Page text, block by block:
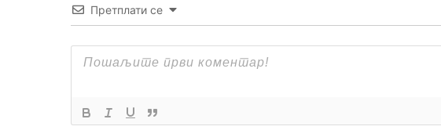
Претплати се